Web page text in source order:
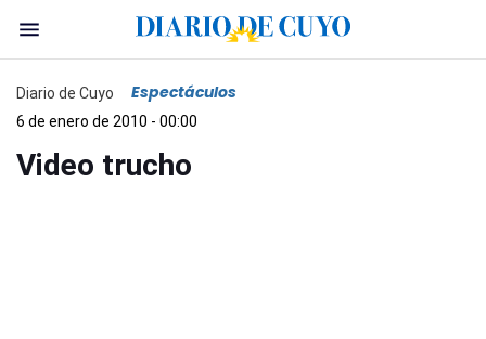
Diario de Cuyo Espectáculos
6 de enero de 2010 - 00:00
Video trucho